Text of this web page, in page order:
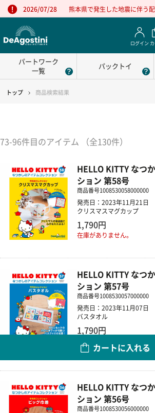
2026/07/28 熊本県で発生した地震に伴う配
ログイン
パートワーク
一覧
パックトイ
トップ 商品検索結果
73-96件目のアイテム （全130件）
HELLO KITTY なつ
ション 第58号
商品番号1008530058000000
発売日：2023年11月21日
クリスマスマグカップ
1,790円
在庫がありません。
HELLO KITTY なつ
ション 第57号
商品番号1008530057000000
発売日：2023年11月07日
バスタオル
1,790円
カートに入れる
HELLO KITTY なつ
ション 第56号
商品番号1008530056000000